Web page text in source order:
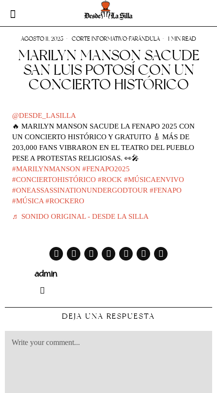
AGOSTO 11, 2025 CORTE INFORMATIVO·FARÁNDULA 1 MIN READ
MARILYN MANSON SACUDE
SAN LUIS POTOSÍ CON UN
CONCIERTO HISTÓRICO
@DESDE_LASILLA
🔥 MARILYN MANSON SACUDE LA FENAPO 2025 CON
UN CONCIERTO HISTÓRICO Y GRATUITO 🎸 MÁS DE
203,000 FANS VIBRARON EN EL TEATRO DEL PUEBLO
PESE A PROTESTAS RELIGIOSAS. 👀🎤
#MARILYNMANSON #FENAPO2025
#CONCIERTOHISTÓRICO #ROCK #MÚSICAENVIVO
#ONEASSASSINATIONUNDERGODTOUR #FENAPO
#MÚSICA #ROCKERO
♬ SONIDO ORIGINAL - DESDE LA SILLA
admin
DEJA UNA RESPUESTA